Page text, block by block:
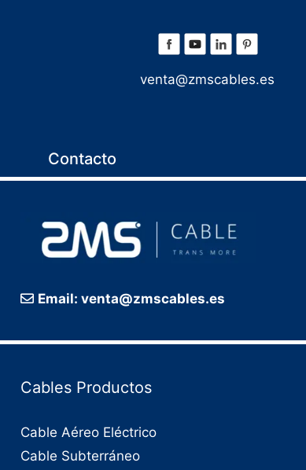
venta@zmscables.es
Contacto
Email: venta@zmscables.es
Cables Productos
Cable Aéreo Eléctrico
Cable Subterráneo